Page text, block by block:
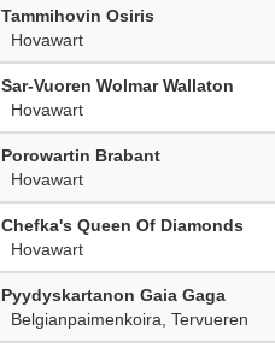
Tammihovin Osiris
Hovawart
Sar-Vuoren Wolmar Wallaton
Hovawart
Porowartin Brabant
Hovawart
Chefka's Queen Of Diamonds
Hovawart
Pyydyskartanon Gaia Gaga
Belgianpaimenkoira, Tervueren